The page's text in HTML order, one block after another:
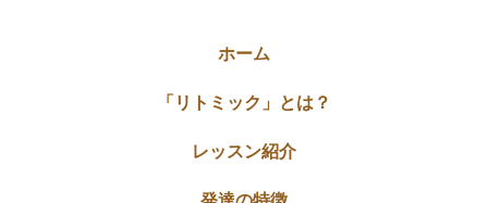
ホーム
「リトミック」とは？
レッスン紹介